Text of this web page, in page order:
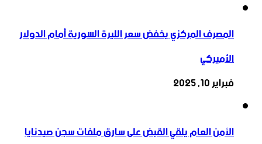
المصرف المركزي يخفض سعر الليرة السورية أمام الدولار
الأميركي
فبراير 10, 2025
الأمن العام يلقي القبض على سارق ملفات سجن صيدنايا